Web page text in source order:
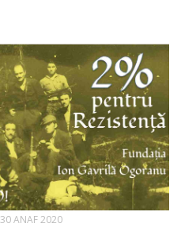
ANAF 2020